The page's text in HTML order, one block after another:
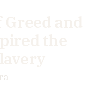
and